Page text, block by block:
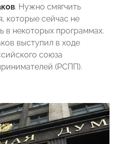
. Нужно смягчить
которые сейчас не
в некоторых программах.
выступил в ходе
союза
(РСПП).